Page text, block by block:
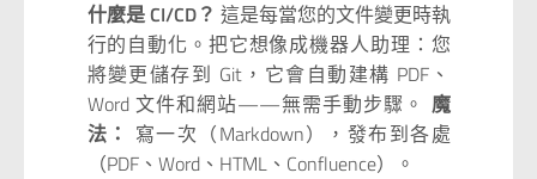
什麼是 CI/CD？ 這是每當您的文件變更時執
行的自動化。把它想像成機器人助理：您
將變更儲存到 Git，它會自動建構 PDF、
Word 文件和網站——無需手動步驟。 魔
法： 寫一次（Markdown），發布到各處
（PDF、Word、HTML、Confluence）。